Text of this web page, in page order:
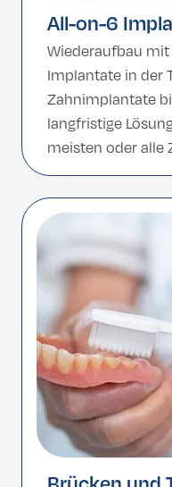
All-on-6
Wiederaufbau
Implantate in der
Zahnimplantate
langfristige
meisten oder alle
sechs
Methode für
Lastverteilung
deines neuen
führendes Ziel